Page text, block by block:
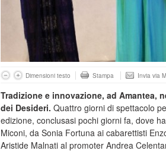
Dimensioni testo Stampa Invia via
Tradizione e innovazione, ad Amantea,
dei Desideri. Quattro giorni di spettacolo
edizione, conclusasi pochi giorni fa, dove
Miconi, da Sonia Fortuna ai cabarettisti
Aristide Malnati al promoter Andrea